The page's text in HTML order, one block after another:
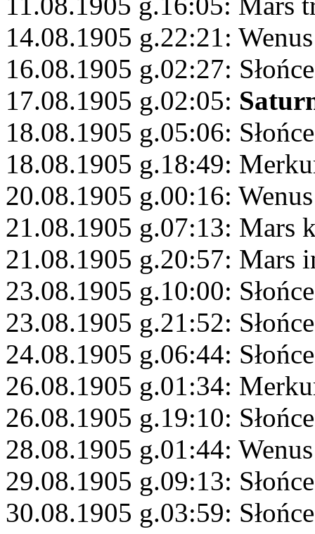
14.08.1905 g.22:21:
16.08.1905 g.02:27:
17.08.1905 g.02:05:
18.08.1905 g.05:06:
18.08.1905 g.18:49:
20.08.1905 g.00:16:
21.08.1905 g.07:13: Mars
21.08.1905 g.20:57: Mars
23.08.1905 g.10:00:
23.08.1905 g.21:52:
24.08.1905 g.06:44:
26.08.1905 g.01:34:
26.08.1905 g.19:10:
28.08.1905 g.01:44:
29.08.1905 g.09:13:
30.08.1905 g.03:59: